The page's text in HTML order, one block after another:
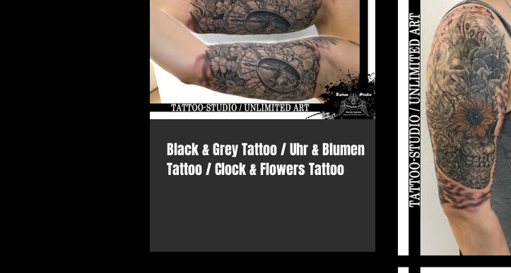
Black & Grey Tattoo / Uhr & Blumen
Tattoo / Clock & Flowers Tattoo